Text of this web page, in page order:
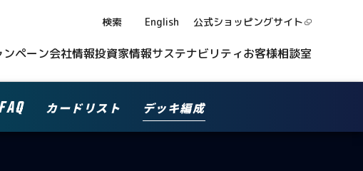
検索 English 公式ショッピングサイト
ペーン会社情報投資家情報サステナビリティお客様相談室
カードリスト デッキ編成